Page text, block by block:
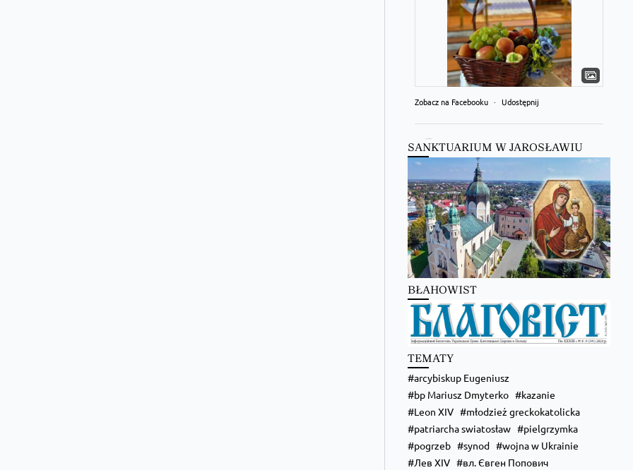
Zobacz na Facebooku · Udostępnij
Kościół Greckokatolicki
1 hour ago
Бучацька єпархія УГКЦ отримає єпископа-
помічника!
Zobacz na Facebooku · Udostępnij
Kościół Greckokatolicki
2 hours ago
Преображення Господнє в Любліні
Zobacz na Facebooku · Udostępnij
SANKTUARIUM W JAROSŁAWIU
BŁAHOWIST
TEMATY
arcybiskup Eugeniusz
bp Mariusz Dmyterko
kazanie
Leon XIV
młodzież greckokatolicka
patriarcha swiatosław
pielgrzymka
pogrzeb
synod
wojna w Ukrainie
Лев XIV
вл. Євген Попович